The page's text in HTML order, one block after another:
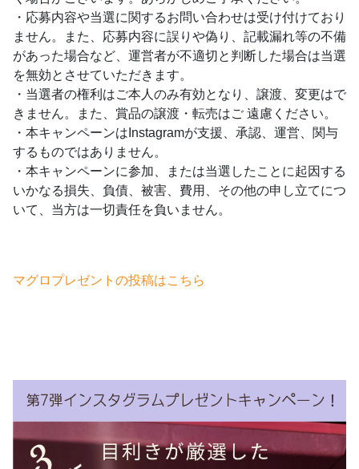
・応募内容や当選に関するお問い合わせは受け付けており
ません。また、応募内容に誤りや偽り、記載漏れ等の不備
があった場合など、運営者が不適切と判断した場合は当選
を無効とさせていただきます。
・当選者の権利はご本人のみ有効となり、譲渡、変更はで
きません。また、賞品の譲渡・転売はご 遠慮ください。
・本キャンペーンはInstagramが支援、承認、運営、関与
するものではありません。
・本キャンペーンに参加、または当選したことに起因する
いかなる損失、負債、被害、費用、その他の申し立てにつ
いて、当方は一切責任を負いません。
マグロプレゼントの投稿はこちら